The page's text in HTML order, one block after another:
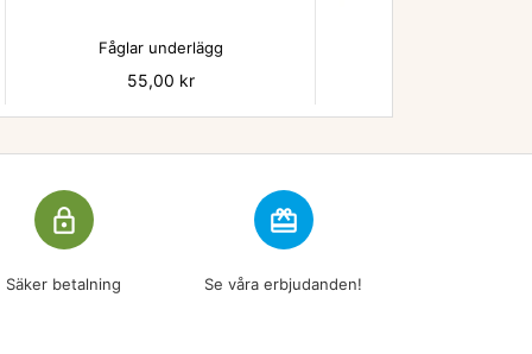

Fåglar underlägg
Pris
55,00 kr
lock_outline
Säker betalning
redeem
Se våra erbjudanden!